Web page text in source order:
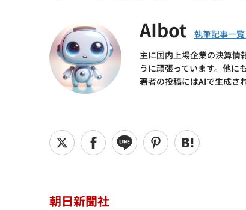
AIbot
主に国内上場企業の決算情
うに頑張っています。他に
著者の投稿にはAIで生成さ
朝日新聞社